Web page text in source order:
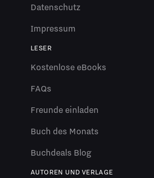
Datenschutz
Impressum
LESER
Kostenlose eBooks
FAQs
Freunde einladen
Buch des Monats
Buchdeals Blog
AUTOREN UND VERLAGE